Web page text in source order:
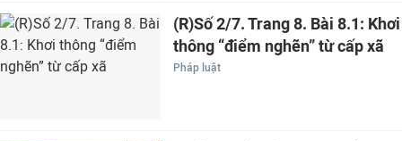
(R)Số 2/7. Trang 8. Bài 8.1: Khơi
thông “điểm nghẽn” từ cấp xã
Pháp luật